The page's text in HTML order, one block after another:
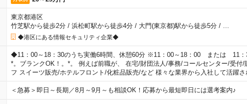
東京都港区
竹芝駅から徒歩2分/ 浜松町駅から徒歩4分/ 大門(東京都)駅から徒歩5分/ …
◆港区にある情報セキュリティ企業◆
◆11：00～18：30のうち実働6時間、休憩60分 ※11：00～18：00 または 11
*。ブランクOK！。*。 例えば前職が、 在宅/財団法人/事務/コールセンター/受付/
フ スイーツ販売/ホテルフロント/化粧品販売/など 様々な業界から入社して活躍さ
＜急募＞即日～長期／8月～9月～も相談OK！応募から最短即日には選考案内♪